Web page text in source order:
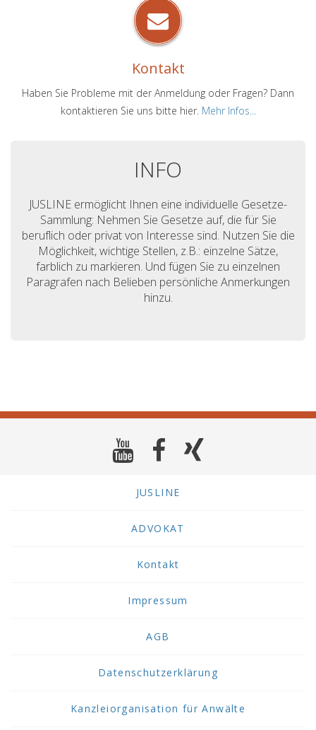
Kontakt
Haben Sie Probleme mit der Anmeldung oder Fragen? Dann
kontaktieren Sie uns bitte hier. Mehr Infos...
INFO
JUSLINE ermöglicht Ihnen eine individuelle Gesetze-
Sammlung: Nehmen Sie Gesetze auf, die für Sie
beruflich oder privat von Interesse sind. Nutzen Sie die
Möglichkeit, wichtige Stellen, z.B.: einzelne Sätze,
farblich zu markieren. Und fügen Sie zu einzelnen
Paragrafen nach Belieben persönliche Anmerkungen
hinzu.
JUSLINE
ADVOKAT
Kontakt
Impressum
AGB
Datenschutzerklärung
Kanzleiorganisation für Anwälte